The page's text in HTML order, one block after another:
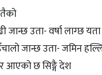
जान्छ उता- वर्षा लाग्छ यता
जान्छ उता- जमिन
आएको छ सिङ्गै देश